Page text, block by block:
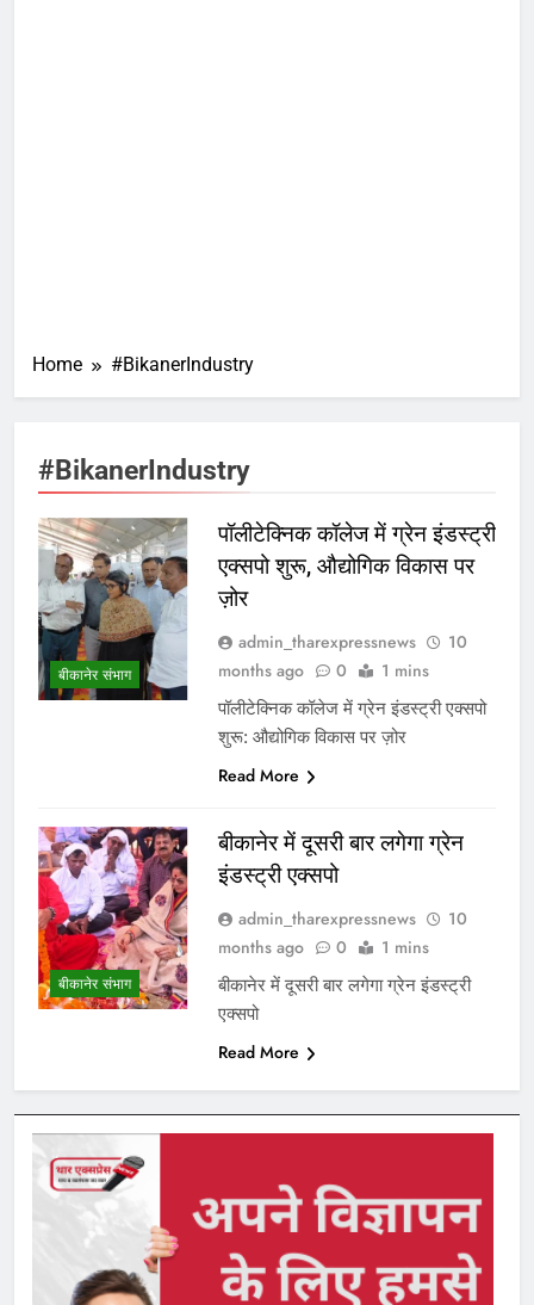
Home #BikanerIndustry
#BikanerIndustry
बीकानेर संभाग
पॉलीटेक्निक कॉलेज में ग्रेन इंडस्ट्री
एक्सपो शुरू, औद्योगिक विकास पर
ज़ोर
admin_tharexpressnews
10
months ago
0 1 mins
पॉलीटेक्निक कॉलेज में ग्रेन इंडस्ट्री एक्सपो
शुरू: औद्योगिक विकास पर ज़ोर
Read More
बीकानेर संभाग
बीकानेर में दूसरी बार लगेगा ग्रेन
इंडस्ट्री एक्सपो
admin_tharexpressnews
10
months ago
0 1 mins
बीकानेर में दूसरी बार लगेगा ग्रेन इंडस्ट्री
एक्सपो
Read More